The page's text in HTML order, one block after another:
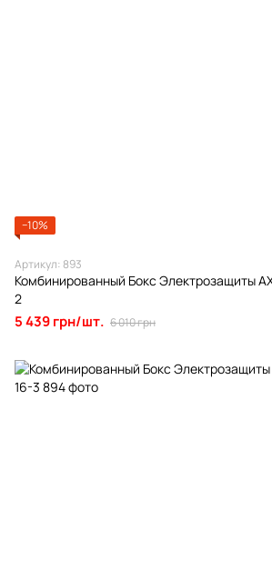
−10%
Артикул: 893
Комбинированный Бокс Электрозащиты
2
5 439 грн/шт. 6 010 грн